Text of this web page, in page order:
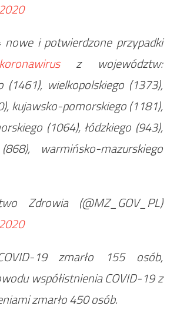
i potwierdzone przypadki
z województw:
(1461), wielkopolskiego (1373),
kujawsko-pomorskiego (1181),
(1064), łódzkiego (943),
warmińsko-mazurskiego
Zdrowia (@MZ_GOV_PL)
19 zmarło 155 osób,
współistnienia COVID-19 z
zmarło 450 osób.